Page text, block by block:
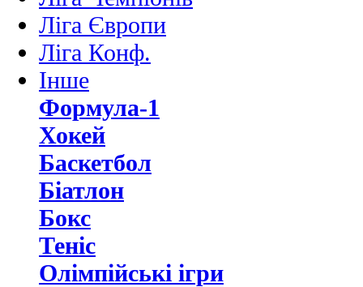
Ліга Європи
Ліга Конф.
Інше
Формула-1
Хокей
Баскетбол
Біатлон
Бокс
Теніс
Олімпійські ігри